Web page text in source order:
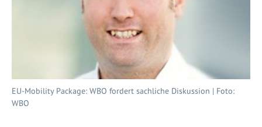
EU-Mobility Package: WBO fordert sachliche Diskussion | Foto:
WBO